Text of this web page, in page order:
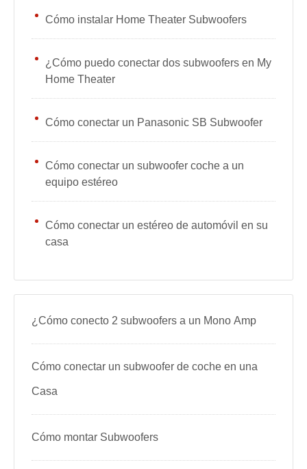
Cómo instalar Home Theater Subwoofers
¿Cómo puedo conectar dos subwoofers en My
Home Theater
Cómo conectar un Panasonic SB Subwoofer
Cómo conectar un subwoofer coche a un
equipo estéreo
Cómo conectar un estéreo de automóvil en su
casa
¿Cómo conecto 2 subwoofers a un Mono Amp
Cómo conectar un subwoofer de coche en una
Casa
Cómo montar Subwoofers